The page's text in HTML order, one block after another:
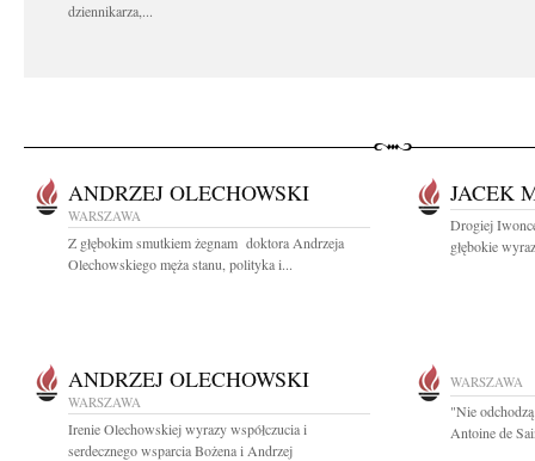
dziennikarza,...
ANDRZEJ OLECHOWSKI
WARSZAWA
Z głębokim smutkiem żegnam doktora Andrzeja
Olechowskiego męża stanu, polityka i...
JACEK
Drogiej
głębokie
ANDRZEJ OLECHOWSKI
WARSZAWA
Irenie Olechowskiej wyrazy współczucia i
serdecznego wsparcia Bożena i Andrzej
WARSZAWA
"Nie
Antoine de